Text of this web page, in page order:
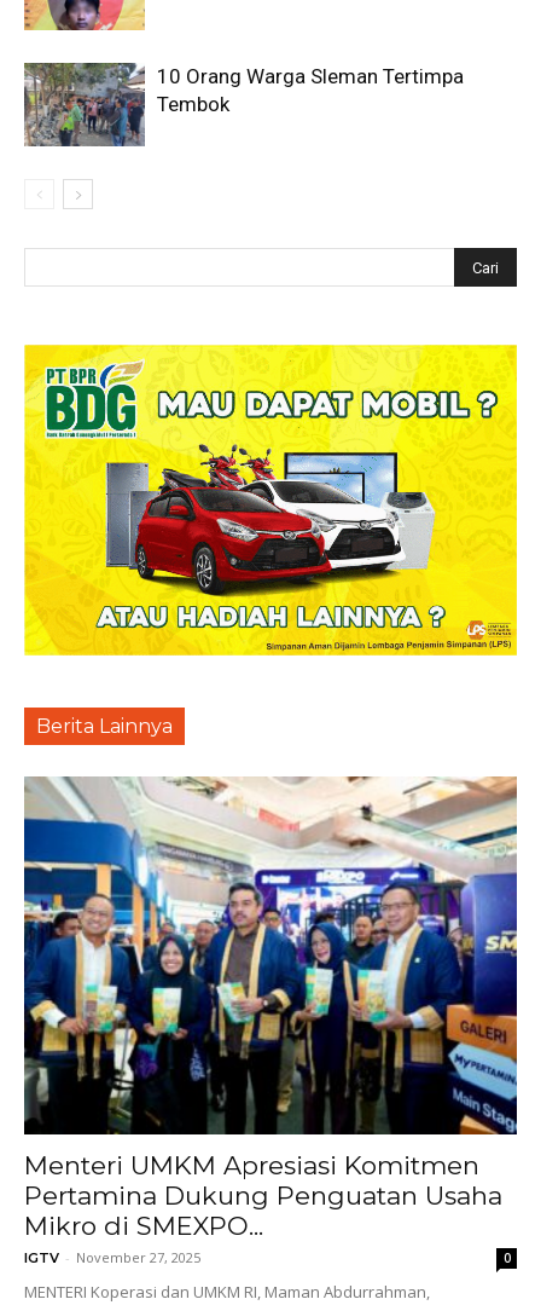
10 Orang Warga Sleman Tertimpa
Tembok
Berita Lainnya
Menteri UMKM Apresiasi Komitmen
Pertamina Dukung Penguatan Usaha
Mikro di SMEXPO...
IGTV - November 27, 2025 0
MENTERI Koperasi dan UMKM RI, Maman Abdurrahman,